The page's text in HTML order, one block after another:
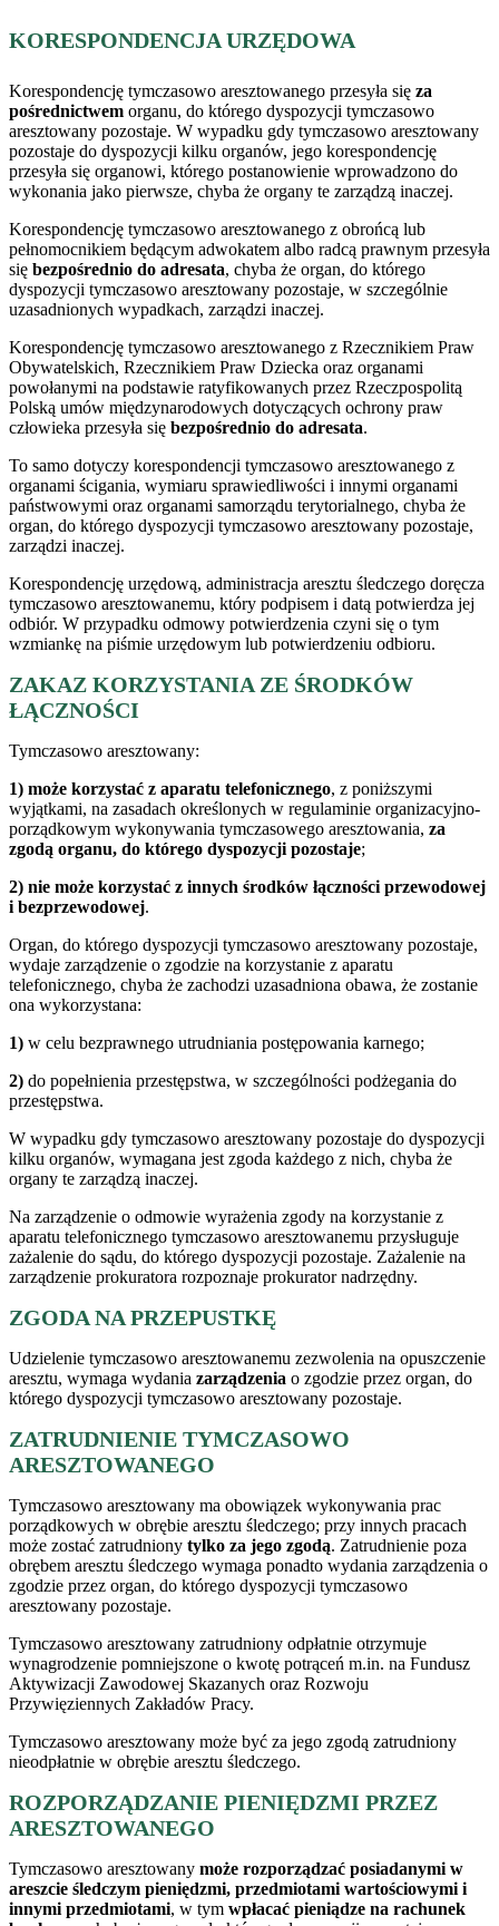
KORESPONDENCJA URZĘDOWA
Korespondencję tymczasowo aresztowanego przesyła się za
pośrednictwem organu, do którego dyspozycji tymczasowo
aresztowany pozostaje. W wypadku gdy tymczasowo aresztowany
pozostaje do dyspozycji kilku organów, jego korespondencję
przesyła się organowi, którego postanowienie wprowadzono do
wykonania jako pierwsze, chyba że organy te zarządzą inaczej.
Korespondencję tymczasowo aresztowanego z obrońcą lub
pełnomocnikiem będącym adwokatem albo radcą prawnym przesyła
się bezpośrednio do adresata, chyba że organ, do którego
dyspozycji tymczasowo aresztowany pozostaje, w szczególnie
uzasadnionych wypadkach, zarządzi inaczej.
Korespondencję tymczasowo aresztowanego z Rzecznikiem Praw
Obywatelskich, Rzecznikiem Praw Dziecka oraz organami
powołanymi na podstawie ratyfikowanych przez Rzeczpospolitą
Polską umów międzynarodowych dotyczących ochrony praw
człowieka przesyła się bezpośrednio do adresata.
To samo dotyczy korespondencji tymczasowo aresztowanego z
organami ścigania, wymiaru sprawiedliwości i innymi organami
państwowymi oraz organami samorządu terytorialnego, chyba że
organ, do którego dyspozycji tymczasowo aresztowany pozostaje,
zarządzi inaczej.
Korespondencję urzędową, administracja aresztu śledczego doręcza
tymczasowo aresztowanemu, który podpisem i datą potwierdza jej
odbiór. W przypadku odmowy potwierdzenia czyni się o tym
wzmiankę na piśmie urzędowym lub potwierdzeniu odbioru.
ZAKAZ KORZYSTANIA ZE ŚRODKÓW
ŁĄCZNOŚCI
Tymczasowo aresztowany:
1) może korzystać z aparatu telefonicznego, z poniższymi
wyjątkami, na zasadach określonych w regulaminie organizacyjno-
porządkowym wykonywania tymczasowego aresztowania, za
zgodą organu, do którego dyspozycji pozostaje;
2) nie może korzystać z innych środków łączności przewodowej
i bezprzewodowej.
Organ, do którego dyspozycji tymczasowo aresztowany pozostaje,
wydaje zarządzenie o zgodzie na korzystanie z aparatu
telefonicznego, chyba że zachodzi uzasadniona obawa, że zostanie
ona wykorzystana:
1) w celu bezprawnego utrudniania postępowania karnego;
2) do popełnienia przestępstwa, w szczególności podżegania do
przestępstwa.
W wypadku gdy tymczasowo aresztowany pozostaje do dyspozycji
kilku organów, wymagana jest zgoda każdego z nich, chyba że
organy te zarządzą inaczej.
Na zarządzenie o odmowie wyrażenia zgody na korzystanie z
aparatu telefonicznego tymczasowo aresztowanemu przysługuje
zażalenie do sądu, do którego dyspozycji pozostaje. Zażalenie na
zarządzenie prokuratora rozpoznaje prokurator nadrzędny.
ZGODA NA PRZEPUSTKĘ
Udzielenie tymczasowo aresztowanemu zezwolenia na opuszczenie
aresztu, wymaga wydania zarządzenia o zgodzie przez organ, do
którego dyspozycji tymczasowo aresztowany pozostaje.
ZATRUDNIENIE TYMCZASOWO
ARESZTOWANEGO
Tymczasowo aresztowany ma obowiązek wykonywania prac
porządkowych w obrębie aresztu śledczego; przy innych pracach
może zostać zatrudniony tylko za jego zgodą. Zatrudnienie poza
obrębem aresztu śledczego wymaga ponadto wydania zarządzenia o
zgodzie przez organ, do którego dyspozycji tymczasowo
aresztowany pozostaje.
Tymczasowo aresztowany zatrudniony odpłatnie otrzymuje
wynagrodzenie pomniejszone o kwotę potrąceń m.in. na Fundusz
Aktywizacji Zawodowej Skazanych oraz Rozwoju
Przywięziennych Zakładów Pracy.
Tymczasowo aresztowany może być za jego zgodą zatrudniony
nieodpłatnie w obrębie aresztu śledczego.
ROZPORZĄDZANIE PIENIĘDZMI PRZEZ
ARESZTOWANEGO
Tymczasowo aresztowany może rozporządzać posiadanymi w
areszcie śledczym pieniędzmi, przedmiotami wartościowymi i
innymi przedmiotami, w tym wpłacać pieniądze na rachunek